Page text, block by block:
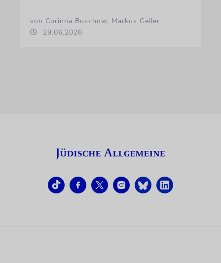
von Corinna Buschow, Markus Geiler
29.06.2026